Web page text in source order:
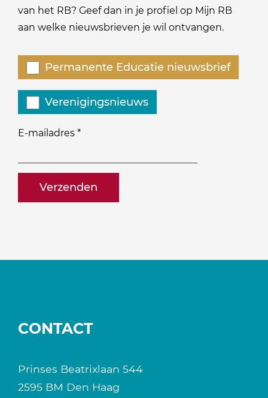
van het RB? Geef dan in je profiel op Mijn RB
aan welke nieuwsbrieven je wil ontvangen.
E-mailadres *
naam@bedrijf.nl
Welke
nieuwsbrieven
zou
je
willen
Permanente Educatie nieuwsbrief
Verenigingsnieuws
CONTACT
Prinses Beatrixlaan 544
2595 BM Den Haag